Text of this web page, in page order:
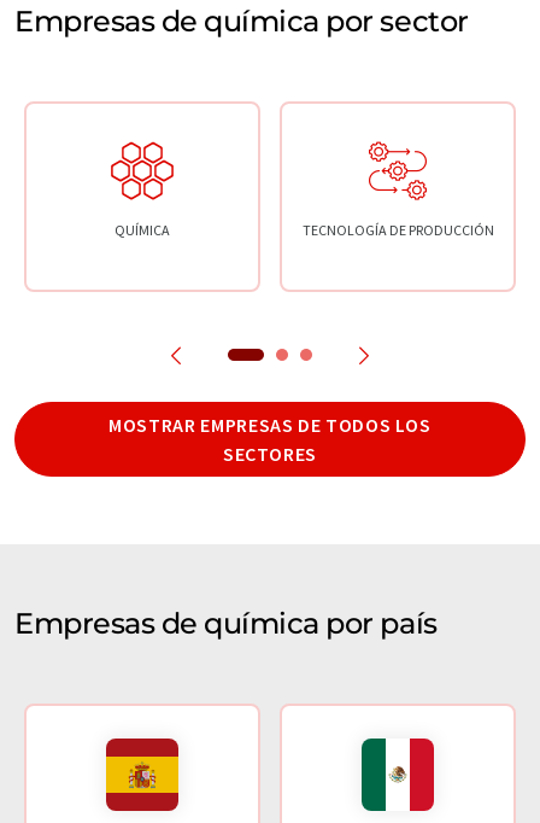
Empresas de química por sector
QUÍMICA TECNOLOGÍA DE PRODUCCIÓN
MOSTRAR EMPRESAS DE TODOS LOS
SECTORES
Empresas de química por país